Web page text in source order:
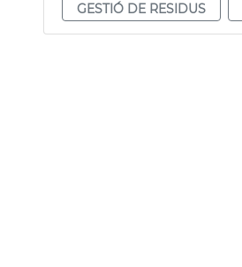
GESTIÓ DE RESIDUS